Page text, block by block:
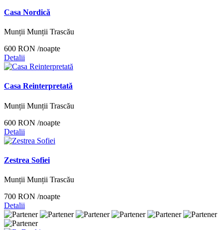
Casa Nordică
Munții Munții Trascău
600 RON /noapte
Detalii
Casa Reinterpretată
Munții Munții Trascău
600 RON /noapte
Detalii
Zestrea Sofiei
Munții Munții Trascău
700 RON /noapte
Detalii